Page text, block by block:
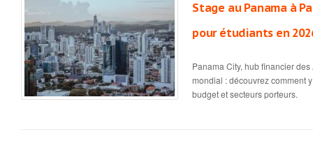
Stage au Panama à
pour étudiants en
Panama City, hub financier
mondial : découvrez comment
budget et secteurs porteurs.